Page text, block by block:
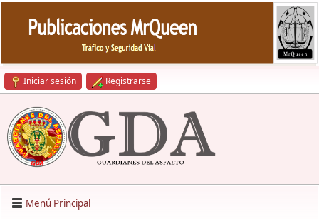
Iniciar sesión Registrarse
Menú Principal